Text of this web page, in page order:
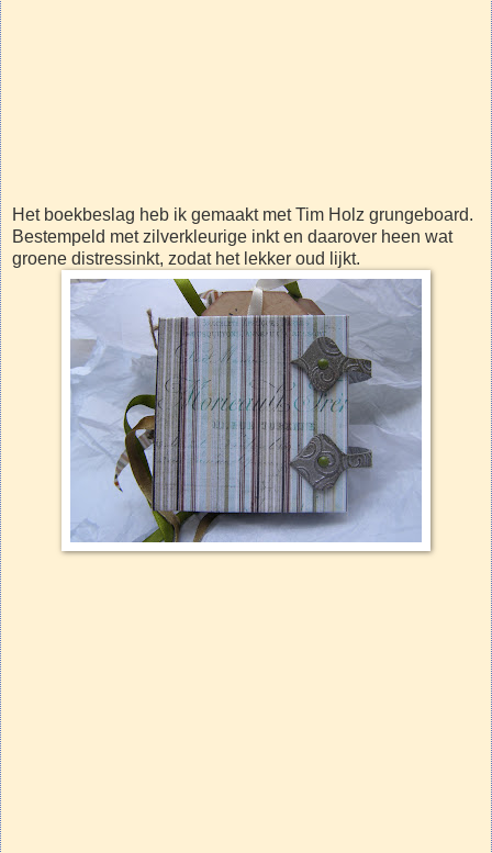
Het boekbeslag heb ik gemaakt met Tim Holz grungeboard.
Bestempeld met zilverkleurige inkt en daarover heen wat
groene distressinkt, zodat het lekker oud lijkt.